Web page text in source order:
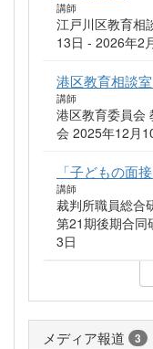
講師
江戸川区教育相
13日 - 2026年2
港区教育相談
講師
港区教育委員会
会 2025年12月
「子どもの面接
講師
裁判所職員総合
第21期後期合同
3日
メディア報道 3